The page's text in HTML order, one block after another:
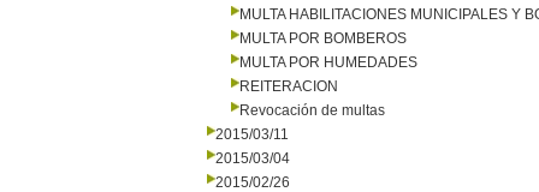
MULTA HABILITACIONES MUNICIPALES Y
MULTA POR BOMBEROS
MULTA POR HUMEDADES
REITERACION
Revocación de multas
2015/03/11
2015/03/04
2015/02/26